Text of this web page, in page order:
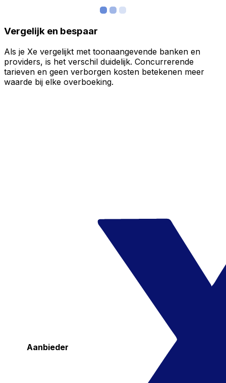
Vergelijk en bespaar
Als je Xe vergelijkt met toonaangevende banken en
providers, is het verschil duidelijk. Concurrerende
tarieven en geen verborgen kosten betekenen meer
waarde bij elke overboeking.
Aanbieder